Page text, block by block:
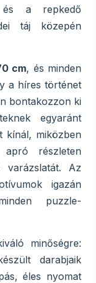
a repkedő
táj közepén
cm, és minden
a híres történet
bontakozzon ki
egyaránt
kínál, miközben
részleten
Az
igazán
puzzle-
minőségre:
darabjaik
éles nyomat